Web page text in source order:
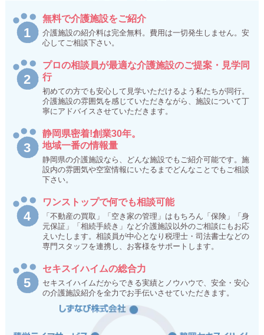
無料で介護施設をご紹介
介護施設の紹介料は完全無料。費用は一切発生しません。安
心してご相談下さい。
プロの相談員が最適な介護施設のご提案・見学同
行
初めての方でも安心して見学いただけるよう私たちが同行。
介護施設の雰囲気を感じていただきながら、施設について丁
寧にアドバイスさせていただきます。
静岡県密着!創業30年。
地域一番の情報量
静岡県の介護施設なら、どんな施設でもご紹介可能です。施
設内の雰囲気や空室情報にいたるまでどんなことでもご相談
下さい。
ワンストップで何でも相談可能
「不動産の買取」「空き家の管理」はもちろん「保険」「身
元保証」「相続手続き」など介護施設以外のご相談にもお応
えいたします。相談員が中心となり税理士・司法書士などの
専門スタッフを連携し、お客様をサポートします。
セキスイハイムの総合力
セキスイハイムだからできる実績とノウハウで、安全・安心
の介護施設紹介を全力でお手伝いさせていただきます。